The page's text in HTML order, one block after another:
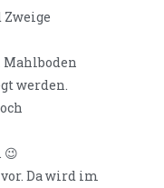
Zweige
Mahlboden
werden.
😉
Da wird im